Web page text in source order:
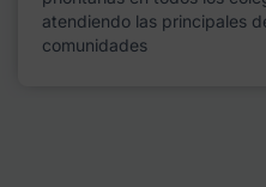
atendiendo las principales
comunidades